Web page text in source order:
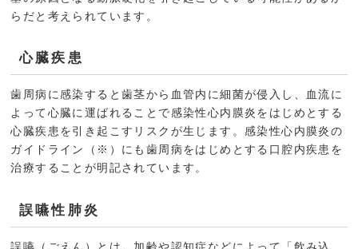
らだと考えられています。
心臓疾患
歯周病に感染すると歯茎から血管内に細菌が侵入し、血流に
よって心臓に運ばれることで感染性心内膜炎をはじめとする
心臓疾患を引き起こすリスクが生じます。感染性心内膜炎の
ガイドライン（※）にも歯周病をはじめとする口腔内疾患を
治療することが明記されています。
誤嚥性肺炎